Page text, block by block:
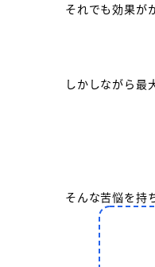
それでも効果が
しかしながら最
そんな苦悩を持